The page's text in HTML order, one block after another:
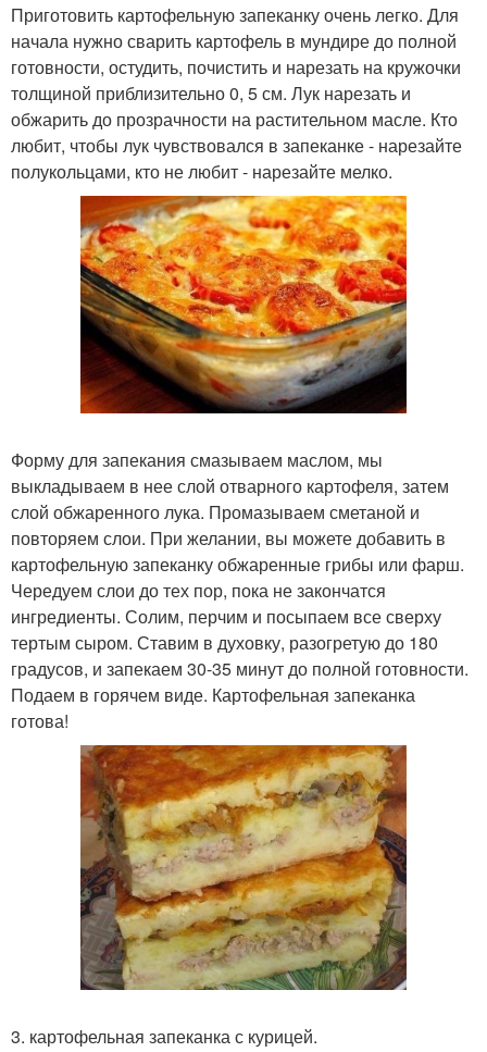
Приготовить картофельную запеканку очень легко. Для
начала нужно сварить картофель в мундире до полной
готовности, остудить, почистить и нарезать на кружочки
толщиной приблизительно 0, 5 см. Лук нарезать и
обжарить до прозрачности на растительном масле. Кто
любит, чтобы лук чувствовался в запеканке - нарезайте
полукольцами, кто не любит - нарезайте мелко.
Форму для запекания смазываем маслом, мы
выкладываем в нее слой отварного картофеля, затем
слой обжаренного лука. Промазываем сметаной и
повторяем слои. При желании, вы можете добавить в
картофельную запеканку обжаренные грибы или фарш.
Чередуем слои до тех пор, пока не закончатся
ингредиенты. Солим, перчим и посыпаем все сверху
тертым сыром. Ставим в духовку, разогретую до 180
градусов, и запекаем 30-35 минут до полной готовности.
Подаем в горячем виде. Картофельная запеканка
готова!
3. картофельная запеканка с курицей.